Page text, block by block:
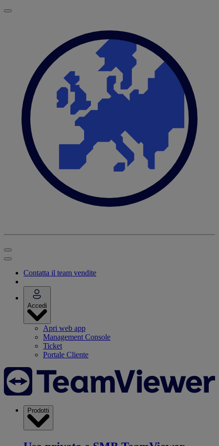
Contatta il team vendite
Accedi
Apri web app
Management Console
Ticket
Portale Cliente
Prodotti